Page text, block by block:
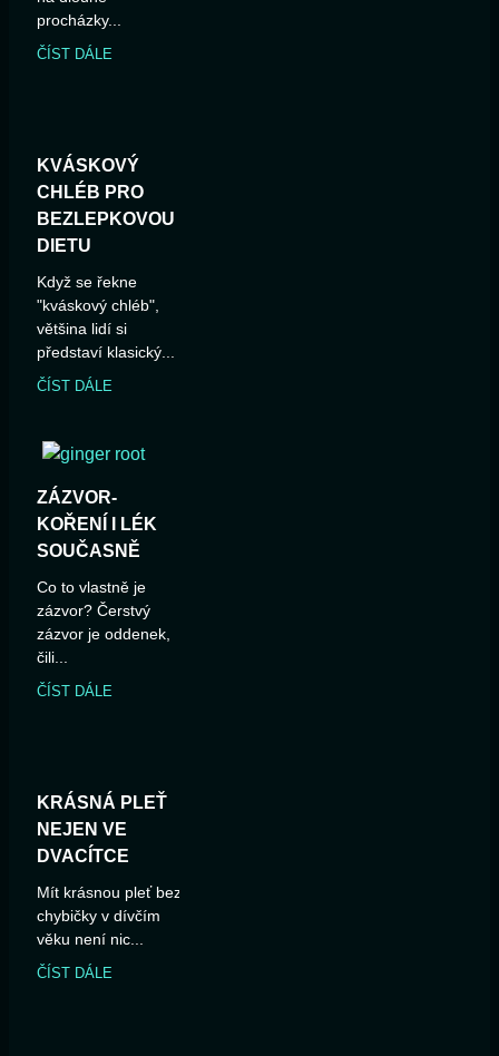
procházky...
ČÍST DÁLE
KVÁSKOVÝ
CHLÉB PRO
BEZLEPKOVOU
DIETU
Když se řekne
"kváskový chléb",
většina lidí si
představí klasický...
ČÍST DÁLE
ZÁZVOR-
KOŘENÍ I LÉK
SOUČASNĚ
Co to ​​vlastně je
zázvor? Čerstvý
zázvor je oddenek,
čili...
ČÍST DÁLE
KRÁSNÁ PLEŤ
NEJEN VE
DVACÍTCE
Mít krásnou pleť bez
chybičky v dívčím
věku není nic...
ČÍST DÁLE